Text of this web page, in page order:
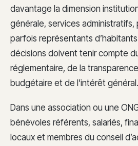
davantage la dimension
générale, services administratifs,
parfois représentants d’habitants
décisions doivent tenir compte
réglementaire, de la
budgétaire et de l’intérêt général.
Dans une association ou une
bénévoles référents, salariés,
locaux et membres du conseil